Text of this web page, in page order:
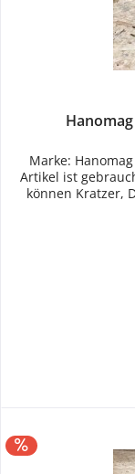
Marke:
Artikel ist
können Kratzer,